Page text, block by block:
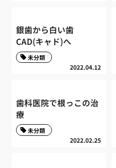
銀歯から白い歯
CAD(キャド)へ
2022.04.12
未分類
歯科医院で根っこの治
療
2022.02.25
未分類